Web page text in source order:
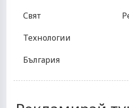
Свят
Технологии
България